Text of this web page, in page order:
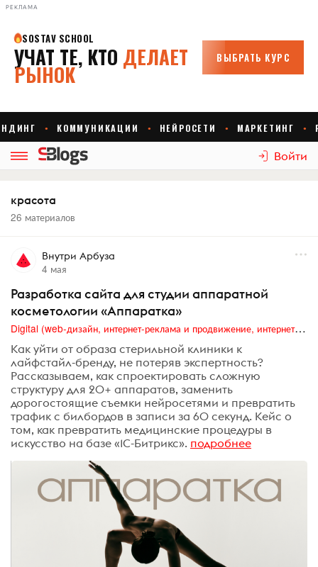
РЕКЛАМА
Войти
красота
26 материалов
Внутри Арбуза
4 мая
Разработка сайта для студии аппаратной
косметологии «Аппаратка»
Digital (web-дизайн, интернет-реклама и продвижение, интернет-сообщества и блоги, интернет-коммуникации, мобильный маркетинг, реклама на цифровых экранах)
Как уйти от образа стерильной клиники к
лайфстайл-бренду, не потеряв экспертность?
Рассказываем, как спроектировать сложную
структуру для 20+ аппаратов, заменить
дорогостоящие съемки нейросетями и превратить
трафик с билбордов в записи за 60 секунд. Кейс о
том, как превратить медицинские процедуры в
искусство на базе «1С-Битрикс». подробнее